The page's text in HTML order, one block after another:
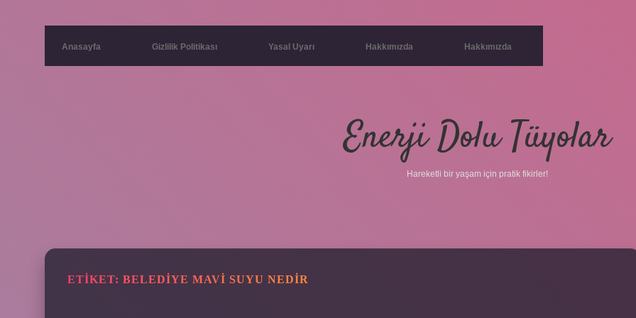
Anasayfa Gizlilik Politikası Yasal Uyarı Hakkımızda Hakkımızda
Enerji Dolu Tüyolar
Hareketli bir yaşam için pratik fikirler!
ETIKET: BELEDIYE MAVI SUYU NEDIR